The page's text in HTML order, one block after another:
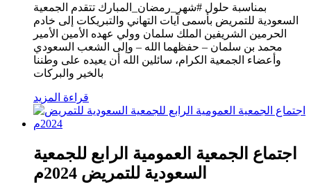
بمناسبة حلول #شهر_رمضان_المبارك تتقدم الجمعية
السعودية للتمريض بأسمى آيات التهاني والتبريكات إلى خادم
الحرمين الشريفين الملك سلمان وولي عهده الأمين الأمير
محمد بن سلمان – حفظهما الله – وإلى الشعب السعودي
وأعضاء الجمعية الكرام، سائلين الله أن يعيده على وطننا
بالخير والبركات
قراءة المزيد
اجتماع الجمعية العمومية الرابع للجمعية
السعودية للتمريض 2024م